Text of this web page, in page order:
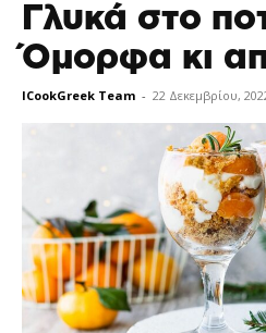
Γλυκά στο
Όμορφα κι
ICookGreek Team - 22 Δεκεμβρίου,